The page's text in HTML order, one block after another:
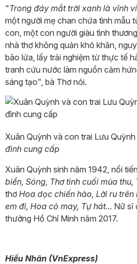
"Trong đáy mắt trời xanh là vĩnh
một người mẹ chan chứa tình mẫu
con, một con người giàu tình
nhà thơ không quản khó khăn,
bão lửa, lấy trải nghiệm từ thực tế
tranh cứu nước làm nguồn cảm
sáng tạo", bà Thơ nói.
Xuân Quỳnh và con trai Lưu
đình cung cấp
Xuân Quỳnh sinh năm 1942, nổi
biển, Sóng, Thơ tình cuối mùa
thơ Hoa dọc chiến hào, Lời ru
em đi, Hoa cỏ may, Tự hát... Nữ sĩ
thưởng Hồ Chí Minh năm 2017.
Hiểu Nhân (VnExpress)